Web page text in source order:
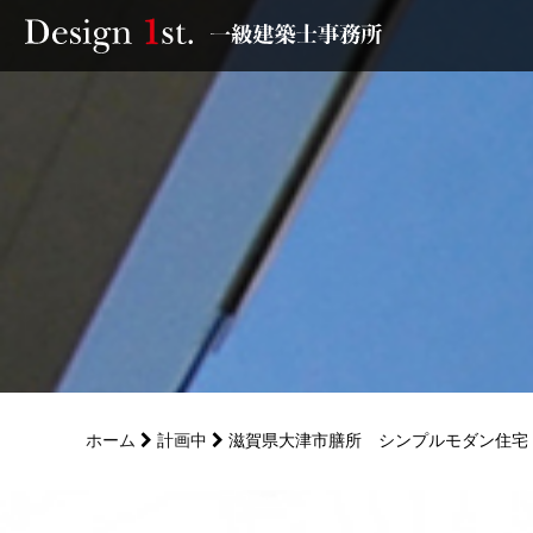
施工実績・施工事例
お客様の声
家づくり
サービスホーム 計画中 滋賀県大津市膳所 シンプルモダン住宅